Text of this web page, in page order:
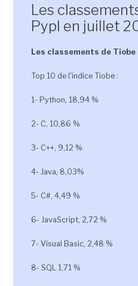
Les
Pypl en juillet
Les classements de
Top 10 de l'indice Tiobe :
1- Python, 18,94 %
2- C, 10,86 %
3- C++, 9,12 %
4- Java, 8,03%
5- C#, 4,49 %
6- JavaScript, 2,72 %
7- Visual Basic, 2,48 %
8- SQL 1,71 %